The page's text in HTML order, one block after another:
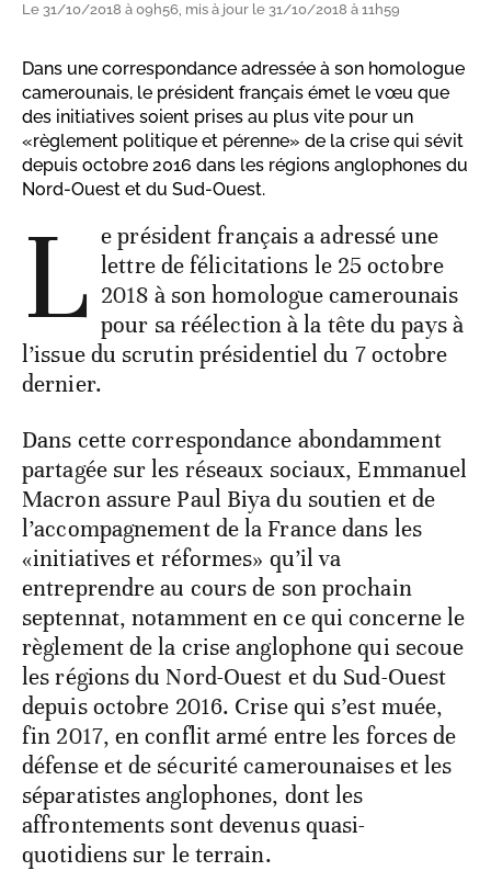
Le 31/10/2018 à 09h56, mis à jour le 31/10/2018 à 11h59
Dans une correspondance adressée à son homologue
camerounais, le président français émet le vœu que
des initiatives soient prises au plus vite pour un
«règlement politique et pérenne» de la crise qui sévit
depuis octobre 2016 dans les régions anglophones du
Nord-Ouest et du Sud-Ouest.
L e président français a adressé une
lettre de félicitations le 25 octobre
2018 à son homologue camerounais
pour sa réélection à la tête du pays à
l’issue du scrutin présidentiel du 7 octobre
dernier.
Dans cette correspondance abondamment
partagée sur les réseaux sociaux, Emmanuel
Macron assure Paul Biya du soutien et de
l’accompagnement de la France dans les
«initiatives et réformes» qu’il va
entreprendre au cours de son prochain
septennat, notamment en ce qui concerne le
règlement de la crise anglophone qui secoue
les régions du Nord-Ouest et du Sud-Ouest
depuis octobre 2016. Crise qui s’est muée,
fin 2017, en conflit armé entre les forces de
défense et de sécurité camerounaises et les
séparatistes anglophones, dont les
affrontements sont devenus quasi-
quotidiens sur le terrain.